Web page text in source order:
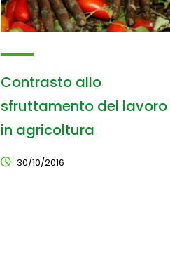
Contrasto allo
sfruttamento del lavoro
in agricoltura
30/10/2016